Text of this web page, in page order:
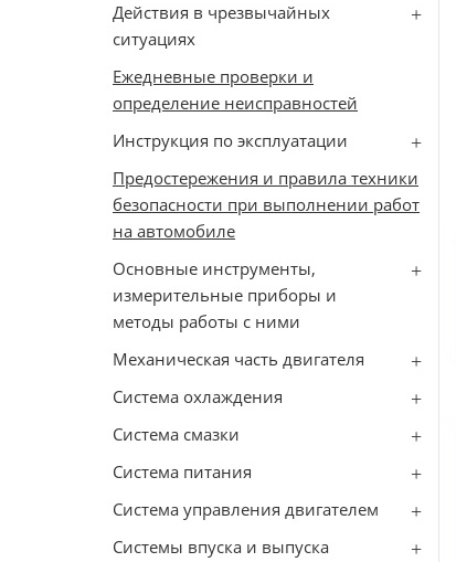
Действия в чрезвычайных
ситуациях
Ежедневные проверки и
определение неисправностей
Инструкция по эксплуатации
Предостережения и правила техники
безопасности при выполнении работ
на автомобиле
Основные инструменты,
измерительные приборы и
методы работы с ними
Механическая часть двигателя
Система охлаждения
Система смазки
Система питания
Система управления двигателем
Системы впуска и выпуска